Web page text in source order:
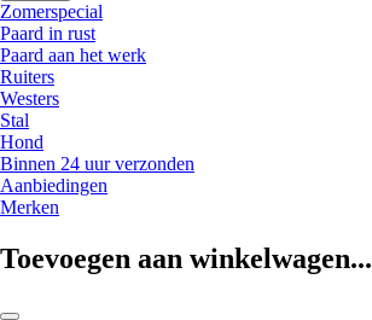
Zomerspecial
Paard in rust
Paard aan het werk
Ruiters
Westers
Stal
Hond
Binnen 24 uur verzonden
Aanbiedingen
Merken
Toevoegen aan winkelwagen...